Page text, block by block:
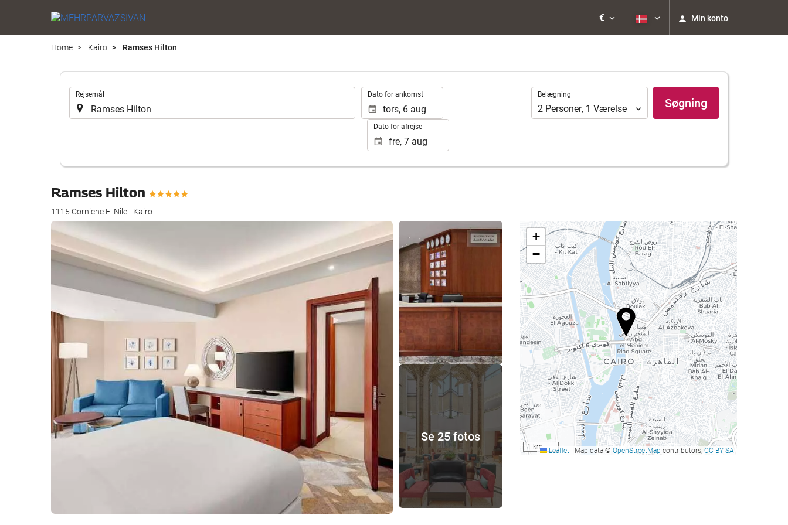
€ Min konto
Home Kairo Ramses Hilton
Rejsemål Dato for ankomst
Dato for afrejse
Belægning
Belægning
2 Personer, 1 Værelse Søgning
Ramses Hilton
1115 Corniche El Nile - Kairo
Se 25 fotos
Se 25 fotos
+
−
1 km Leaflet Map data © OpenStreetMap contributors, CC-BY-SA